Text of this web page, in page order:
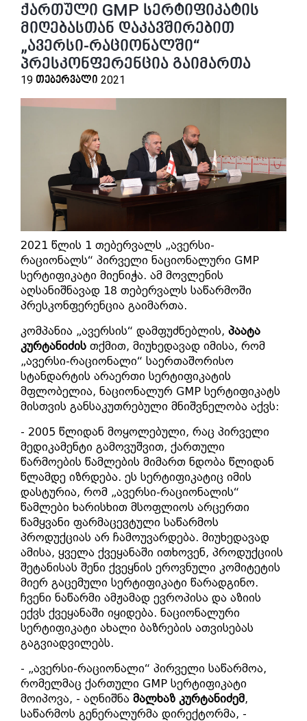
ქართული GMP სერტიფიკატის
მიღებასთან დაკავშირებით
„ავერსი-რაციონალში“
პრესკონფერენცია გაიმართა
19 თებერვალი 2021
2021 წლის 1 თებერვალს „ავერსი-
რაციონალს“ პირველი ნაციონალური GMP
სერტიფიკატი მიენიჭა. ამ მოვლენის
აღსანიშნავად 18 თებერვალს საწარმოში
პრესკონფერენცია გაიმართა.
კომპანია „ავერსის“ დამფუძნებლის, პაატა
კურტანიძის თქმით, მიუხედავად იმისა, რომ
„ავერსი-რაციონალი“ საერთაშორისო
სტანდარტის არაერთი სერტიფიკატის
მფლობელია, ნაციონალურ GMP სერტიფიკატს
მისთვის განსაკუთრებული მნიშვნელობა აქვს:
- 2005 წლიდან მოყოლებული, რაც პირველი
მედიკამენტი გამოვუშვით, ქართული
წარმოების წამლების მიმართ ნდობა წლიდან
წლამდე იზრდება. ეს სერტიფიკატიც იმის
დასტურია, რომ „ავერსი-რაციონალის“
წამლები ხარისხით მსოფლიოს არცერთი
წამყვანი ფარმაცევტული საწარმოს
პროდუქციას არ ჩამოუვარდება. მიუხედავად
ამისა, ყველა ქვეყანაში ითხოვენ, პროდუქციის
შეტანისას შენი ქვეყნის ეროვნული კომიტეტის
მიერ გაცემული სერტიფიკატი წარადგინო.
ჩვენი ნაწარმი ამჟამად ევროპისა და აზიის
ექვს ქვეყანაში იყიდება. ნაციონალური
სერტიფიკატი ახალი ბაზრების ათვისებას
გაგვიადვილებს.
- „ავერსი-რაციონალი“ პირველი საწარმოა,
რომელმაც ქართული GMP სერტიფიკატი
მოიპოვა, - აღნიშნა მალხაზ კურტანიძემ,
საწარმოს გენერალურმა დირექტორმა, -